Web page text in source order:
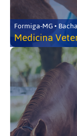
Formiga-MG •
Medicina